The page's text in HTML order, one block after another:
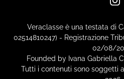
Veraclasse è una testata di
02514810247) - Registrazione
02/08/
Founded by Ivana Gabriella
Tutti i contenuti sono soggetti